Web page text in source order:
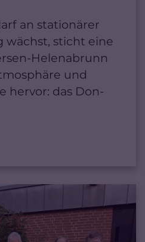
an stationärer
wächst, sticht eine
Helenabrunn
und
hervor: das Don-